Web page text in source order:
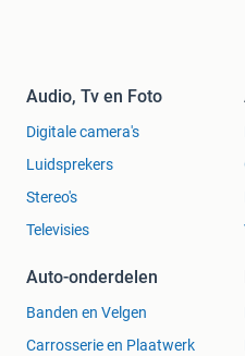
Specificaties algemeen:
Rendement: >90%
Houtpellet voorraad
Elektriciteit aansluiting:
Beschikbare kleur:
Garantie: 2 jaar
Energie label: A+
Te verwarmen ruimte:
Audio, Tv en Foto
Digitale camera's
Luidsprekers
Stereo's
Televisies
Auto-onderdelen
Banden en Velgen
Carrosserie en Plaatwerk